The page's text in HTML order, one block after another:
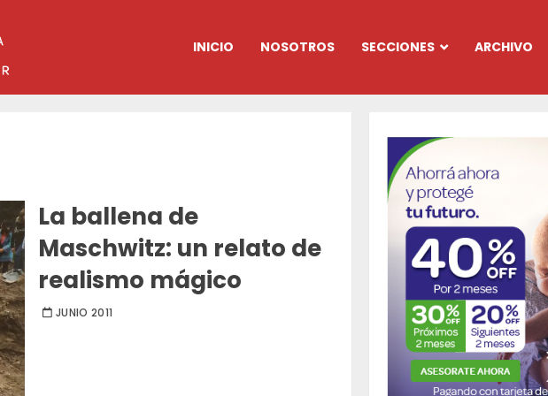
INICIO NOSOTROS SECCIONES ARCHIVO
La ballena de
Maschwitz: un relato de
realismo mágico
JUNIO 2011